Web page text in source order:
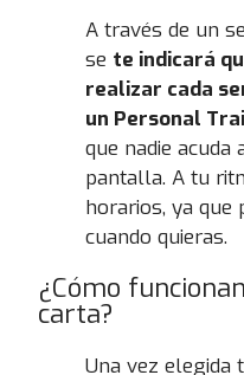
A través de un
se te indicará
realizar cada
un Personal
que nadie acuda
pantalla. A tu
horarios, ya
cuando quieras.
¿Cómo
carta?
Una vez elegida